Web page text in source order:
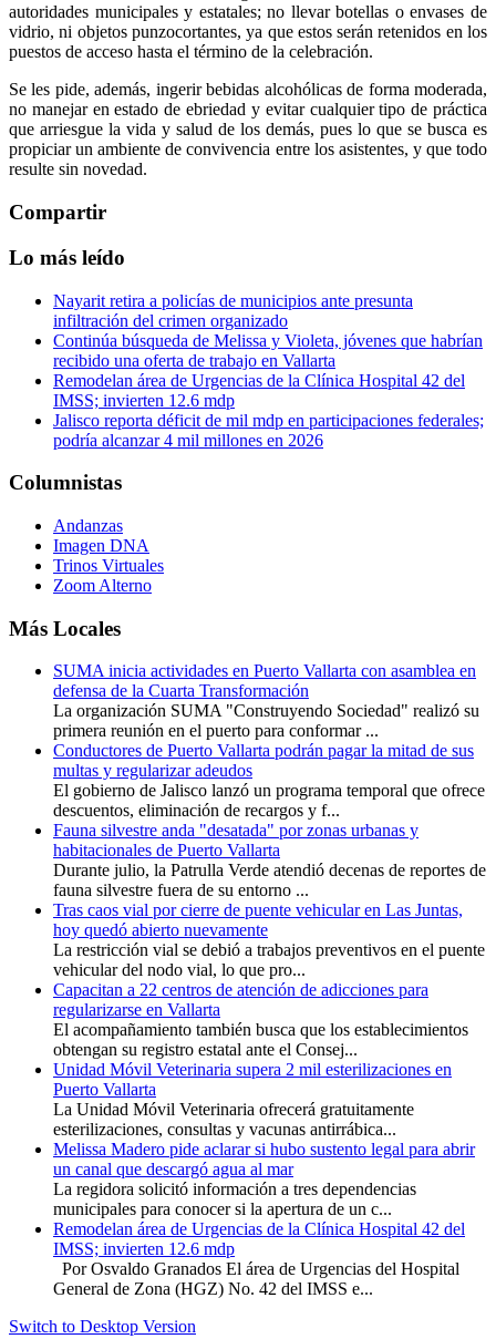
autoridades municipales y estatales; no llevar botellas o envases de
vidrio, ni objetos punzocortantes, ya que estos serán retenidos en los
puestos de acceso hasta el término de la celebración.
Se les pide, además, ingerir bebidas alcohólicas de forma moderada,
no manejar en estado de ebriedad y evitar cualquier tipo de práctica
que arriesgue la vida y salud de los demás, pues lo que se busca es
propiciar un ambiente de convivencia entre los asistentes, y que todo
resulte sin novedad.
Compartir
Lo más leído
Nayarit retira a policías de municipios ante presunta
infiltración del crimen organizado
Continúa búsqueda de Melissa y Violeta, jóvenes que habrían
recibido una oferta de trabajo en Vallarta
Remodelan área de Urgencias de la Clínica Hospital 42 del
IMSS; invierten 12.6 mdp
Jalisco reporta déficit de mil mdp en participaciones federales;
podría alcanzar 4 mil millones en 2026
Columnistas
Andanzas
Imagen DNA
Trinos Virtuales
Zoom Alterno
Más Locales
SUMA inicia actividades en Puerto Vallarta con asamblea en
defensa de la Cuarta Transformación
La organización SUMA "Construyendo Sociedad" realizó su
primera reunión en el puerto para conformar ...
Conductores de Puerto Vallarta podrán pagar la mitad de sus
multas y regularizar adeudos
El gobierno de Jalisco lanzó un programa temporal que ofrece
descuentos, eliminación de recargos y f...
Fauna silvestre anda "desatada" por zonas urbanas y
habitacionales de Puerto Vallarta
Durante julio, la Patrulla Verde atendió decenas de reportes de
fauna silvestre fuera de su entorno ...
Tras caos vial por cierre de puente vehicular en Las Juntas,
hoy quedó abierto nuevamente
La restricción vial se debió a trabajos preventivos en el puente
vehicular del nodo vial, lo que pro...
Capacitan a 22 centros de atención de adicciones para
regularizarse en Vallarta
El acompañamiento también busca que los establecimientos
obtengan su registro estatal ante el Consej...
Unidad Móvil Veterinaria supera 2 mil esterilizaciones en
Puerto Vallarta
La Unidad Móvil Veterinaria ofrecerá gratuitamente
esterilizaciones, consultas y vacunas antirrábica...
Melissa Madero pide aclarar si hubo sustento legal para abrir
un canal que descargó agua al mar
La regidora solicitó información a tres dependencias
municipales para conocer si la apertura de un c...
Remodelan área de Urgencias de la Clínica Hospital 42 del
IMSS; invierten 12.6 mdp
Por Osvaldo Granados El área de Urgencias del Hospital
General de Zona (HGZ) No. 42 del IMSS e...
Switch to Desktop Version